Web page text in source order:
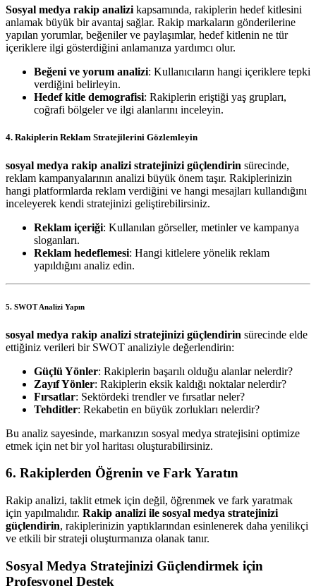
Sosyal medya rakip analizi kapsamında, rakiplerin hedef kitlesini
anlamak büyük bir avantaj sağlar. Rakip markaların gönderilerine
yapılan yorumlar, beğeniler ve paylaşımlar, hedef kitlenin ne tür
içeriklere ilgi gösterdiğini anlamanıza yardımcı olur.
Beğeni ve yorum analizi: Kullanıcıların hangi içeriklere tepki
verdiğini belirleyin.
Hedef kitle demografisi: Rakiplerin eriştiği yaş grupları,
coğrafi bölgeler ve ilgi alanlarını inceleyin.
4. Rakiplerin Reklam Stratejilerini Gözlemleyin
sosyal medya rakip analizi stratejinizi güçlendirin sürecinde,
reklam kampanyalarının analizi büyük önem taşır. Rakiplerinizin
hangi platformlarda reklam verdiğini ve hangi mesajları kullandığını
inceleyerek kendi stratejinizi geliştirebilirsiniz.
Reklam içeriği: Kullanılan görseller, metinler ve kampanya
sloganları.
Reklam hedeflemesi: Hangi kitlelere yönelik reklam
yapıldığını analiz edin.
5. SWOT Analizi Yapın
sosyal medya rakip analizi stratejinizi güçlendirin sürecinde elde
ettiğiniz verileri bir SWOT analiziyle değerlendirin:
Güçlü Yönler: Rakiplerin başarılı olduğu alanlar nelerdir?
Zayıf Yönler: Rakiplerin eksik kaldığı noktalar nelerdir?
Fırsatlar: Sektördeki trendler ve fırsatlar neler?
Tehditler: Rekabetin en büyük zorlukları nelerdir?
Bu analiz sayesinde, markanızın sosyal medya stratejisini optimize
etmek için net bir yol haritası oluşturabilirsiniz.
6. Rakiplerden Öğrenin ve Fark Yaratın
Rakip analizi, taklit etmek için değil, öğrenmek ve fark yaratmak
için yapılmalıdır. Rakip analizi ile sosyal medya stratejinizi
güçlendirin, rakiplerinizin yaptıklarından esinlenerek daha yenilikçi
ve etkili bir strateji oluşturmanıza olanak tanır.
Sosyal Medya Stratejinizi Güçlendirmek için
Profesyonel Destek